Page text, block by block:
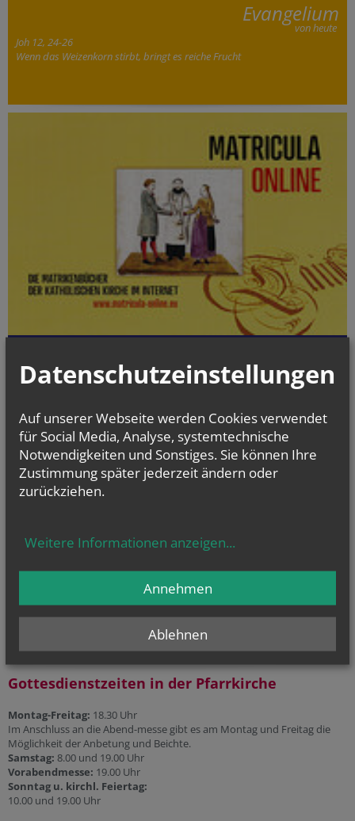
Evangelium
von heute
Joh 12, 24-26
Wenn das Weizenkorn stirbt, bringt es reiche Frucht
Matrikenführung an bis einschließlich 1938 können online kostenlos
und jederzeit eingesehen werden.
gottesdienst.at
Stundenbuch Online
(tägliche liturgische Texte)
Liturgischer Kalender
Gesprächsinsel
Priesternotrufnummer:
Gottesdienstzeiten in der Pfarrkirche
Montag-Freitag: 18.30 Uhr
Im Anschluss an die Abend-messe gibt es am Montag und Freitag die
Möglichkeit der Anbetung und Beichte.
Samstag: 8.00 und 19.00 Uhr
Vorabendmesse: 19.00 Uhr
Sonntag u. kirchl. Feiertag:
10.00 und 19.00 Uhr
Datenschutzeinstellungen
Auf unserer Webseite werden Cookies verwendet
für Social Media, Analyse, systemtechnische
Notwendigkeiten und Sonstiges. Sie können Ihre
Zustimmung später jederzeit ändern oder
zurückziehen.
Weitere Informationen anzeigen...
Ablehnen
Annehmen